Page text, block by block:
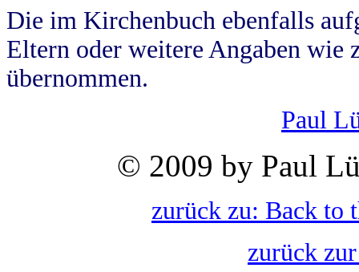
Die im Kirchenbuch ebenfalls
Eltern oder weitere Angaben wie
übernommen.
Paul
© 2009 by Paul
zurück zu: Back to
zurück